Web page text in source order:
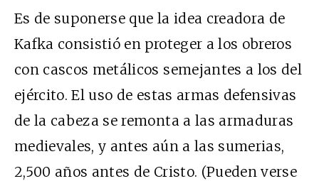
Es de suponerse que la idea creadora de
Kafka consistió en proteger a los obreros
con cascos metálicos semejantes a los del
ejército. El uso de estas armas defensivas
de la cabeza se remonta a las armaduras
medievales, y antes aún a las sumerias,
2,500 años antes de Cristo. (Pueden verse